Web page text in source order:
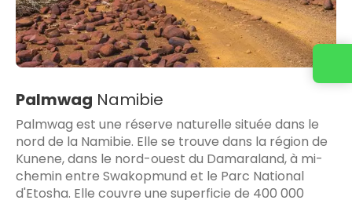
Palmwag Namibie
Palmwag est une réserve naturelle située dans le
nord de la Namibie. Elle se trouve dans la région de
Kunene, dans le nord-ouest du Damaraland, à mi-
chemin entre Swakopmund et le Parc National
d'Etosha. Elle couvre une superficie de 400 000